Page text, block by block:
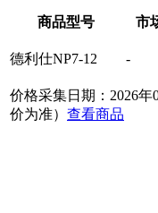
商品型号 市
德利仕NP7-12 -
价格采集日期：2026
价为准） 查看商品